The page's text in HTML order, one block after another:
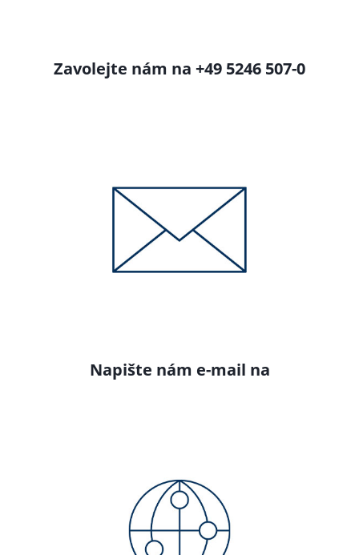
Zavolejte nám na +49 5246 507-0
Napište nám e-mail na